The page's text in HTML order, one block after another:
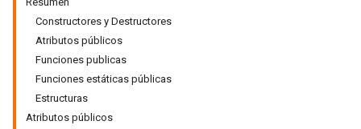
Constructores y Destructores
Atributos públicos
Funciones publicas
Funciones estáticas públicas
Estructuras
Atributos públicos